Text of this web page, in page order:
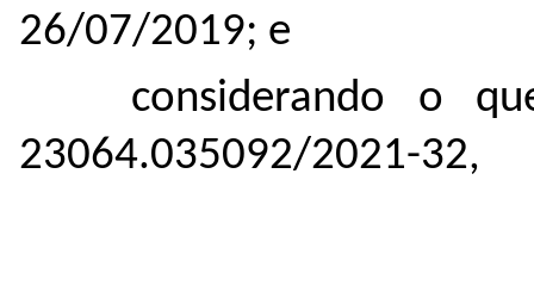
26/07/2019; e
considerando o
23064.035092/2021-32,